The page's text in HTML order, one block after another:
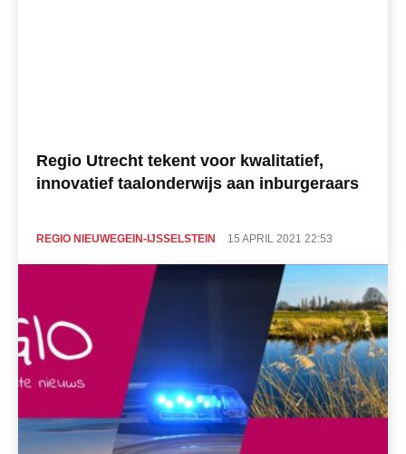
Regio Utrecht tekent voor kwalitatief,
innovatief taalonderwijs aan inburgeraars
REGIO NIEUWEGEIN-IJSSELSTEIN 15 APRIL 2021 22:53